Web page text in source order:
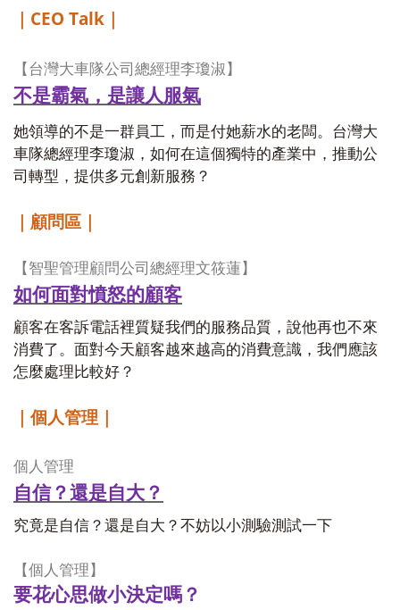
CEO Talk
【台灣大車隊公司總經理李瓊淑】
不是霸氣，是讓人服氣
她領導的不是一群員工，而是付她薪水的老闆。台灣大
車隊總經理李瓊淑，如何在這個獨特的產業中，推動公
司轉型，提供多元創新服務？
｜顧問區｜
【智聖管理顧問公司總經理文筱蓮】
如何面對憤怒的顧客
顧客在客訴電話裡質疑我們的服務品質，說他再也不來
消費了。面對今天顧客越來越高的消費意識，我們應該
怎麼處理比較好？
｜個人管理｜
個人管理
自信？還是自大？
究竟是自信？還是自大？不妨以小測驗測試一下
【個人管理】
要花心思做小決定嗎？